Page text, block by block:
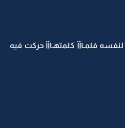
فلمـاآآ كلمتهـاآآ حركت فيه